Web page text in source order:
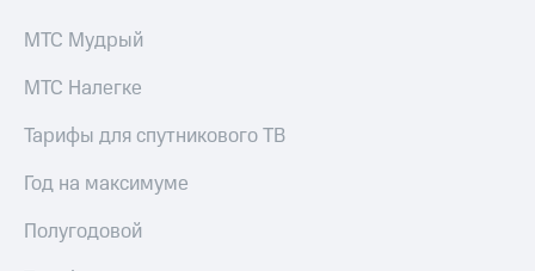
Дивиденды
облигаций
Описание
Уведомление
погашении
МТС Мудрый
МТС Налегке
Тарифы для спутникового ТВ
Год на максимуме
Полугодовой